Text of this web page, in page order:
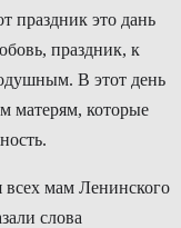
праздник это дань
праздник, к
В этот день
матерям, которые
всех мам Ленинского
слова